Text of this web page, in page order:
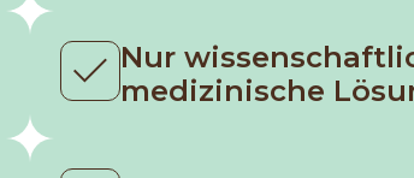
Nur
medizinische